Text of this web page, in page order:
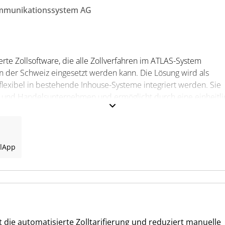
AG
Zollsoftware, die alle Zollverfahren im ATLAS-System
Schweiz eingesetzt werden kann. Die Lösung wird als
in bestehende Inhouse-Systeme integriert werden. Sie
Handelsunternehmen und ermöglicht durch eine
in den Bereichen Export, Import, Versandverfahren, Zolllager
Zollprozesse effizient zu digitalisieren und in
App
automatisierte Zolltarifierung und reduziert manuelle